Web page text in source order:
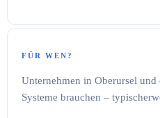
FÜR WEN?
Unternehmen in Oberursel und
Systeme brauchen –